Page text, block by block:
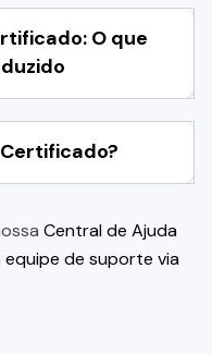
O que
Central de Ajuda
equipe de suporte via